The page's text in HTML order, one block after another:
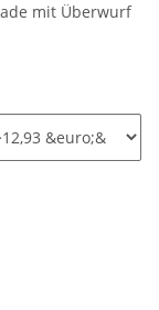
mit Überwurf